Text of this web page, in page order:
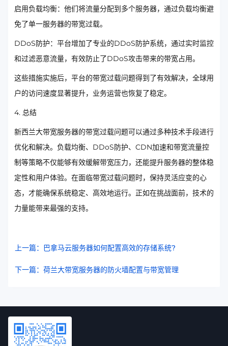
启用负载均衡：他们将流量分配到多个服务器，通过负载均衡避
免了单一服务器的带宽过载。
DDoS防护：平台增加了专业的DDoS防护系统，通过实时监控
和过滤恶意流量，有效防止了DDoS攻击带来的带宽占用。
这些措施实施后，平台的带宽过载问题得到了有效解决，全球用
户的访问速度显著提升，业务运营也恢复了稳定。
4. 总结
新西兰大带宽服务器的带宽过载问题可以通过多种技术手段进行
优化和解决。负载均衡、DDoS防护、CDN加速和带宽流量控
制等策略不仅能够有效缓解带宽压力，还能提升服务器的整体稳
定性和用户体验。在面临带宽过载问题时，保持灵活应变的心
态，才能确保系统稳定、高效地运行。正如在挑战面前，技术的
力量能带来最强的支持。
上一篇：巴拿马云服务器如何配置高效的存储系统?
下一篇：荷兰大带宽服务器的防火墙配置与带宽管理